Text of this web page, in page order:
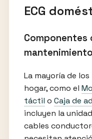
ECG
Componentes
mantenimiento
La mayoría de los
hogar, como el
táctil o Caja de
incluyen la
cables